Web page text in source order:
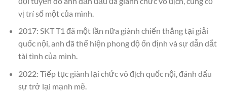
vị trí số một của mình.
2017: SKT T1 đã một lần nữa giành chiến thắng tại giải
quốc nội, anh đã thể hiện phong độ ổn định và sự dẫn dắt
tài tình của mình.
2022: Tiếp tục giành lại chức vô địch quốc nội, đánh dấu
sự trở lại mạnh mẽ.